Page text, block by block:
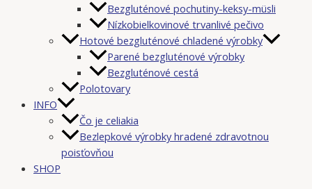
Bezgluténové pochutiny-keksy-müsli
Nízkobielkovinové trvanlivé pečivo
Hotové bezgluténové chladené výrobky
Parené bezgluténové výrobky
Bezgluténové cestá
Polotovary
INFO
Čo je celiakia
Bezlepkové výrobky hradené zdravotnou
poisťovňou
SHOP